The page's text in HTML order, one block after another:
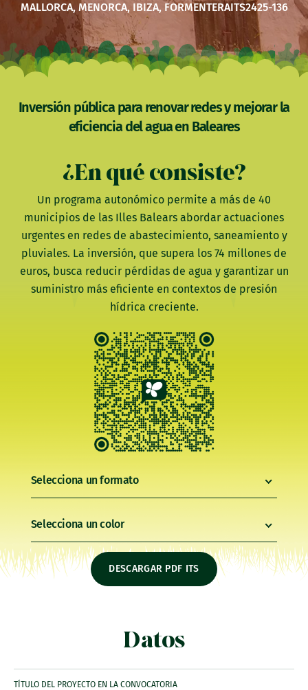
MALLORCA, MENORCA, IBIZA, FORMENTERAITS2425-136
Inversión pública para renovar redes y mejorar la
eficiencia del agua en Baleares
¿En qué consiste?
Un programa autonómico permite a más de 40
municipios de las Illes Balears abordar actuaciones
urgentes en redes de abastecimiento, saneamiento y
pluviales. La inversión, que supera los 74 millones de
euros, busca reducir pérdidas de agua y garantizar un
suministro más eficiente en contextos de presión
hídrica creciente.
Selecciona un formato
Selecciona un color
DESCARGAR PDF ITS
Datos
TÍTULO DEL PROYECTO EN LA CONVOCATORIA